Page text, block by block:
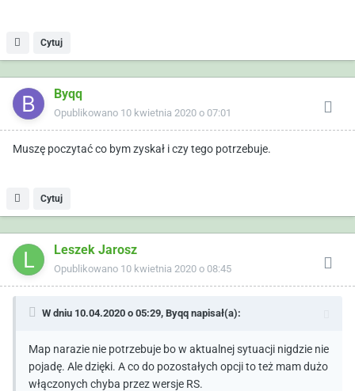
Cytuj
Byqq
Opublikowano 10 kwietnia 2020 o 07:01
Muszę poczytać co bym zyskał i czy tego potrzebuje.
Cytuj
Leszek Jarosz
Opublikowano 10 kwietnia 2020 o 08:45
W dniu 10.04.2020 o 05:29, Byqq napisał(a):
Map narazie nie potrzebuje bo w aktualnej sytuacji nigdzie nie
pojadę. Ale dzięki. A co do pozostałych opcji to też mam dużo
włączonych chyba przez wersje RS.